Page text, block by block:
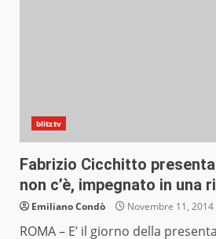
blitztv
Fabrizio Cicchitto
non c’è, impegnato in una
Emiliano Condò Novembre 11, 2014
ROMA – E’ il giorno della